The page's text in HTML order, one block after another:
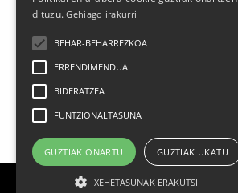
dituzu.Gehiago irakurri
BEHAR-BEHARREZKOA
ERRENDIMENDUA
BIDERATZEA
FUNTZIONALTASUNA
GUZTIAK ONARTU GUZTIAK UKATU
XEHETASUNAK ERAKUTSI